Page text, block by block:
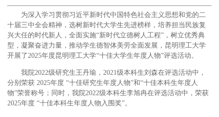
为深入学习贯彻习近平新时代中国特色社会主义思想和党的二
十届三中全会精神，选树新时代大学生先进榜样，培养担当民族复
兴大任的时代新人，全面实施“新时代立德树人工程”，树立优秀典
型，凝聚奋进力量，推动学生德智体美劳全面发展，昆明理工大学
开展了2025年度昆明理工大学“十佳大学生年度人物”评选活动。
我院2022级研究生王丹瑜，2021级本科生刘森在评选活动中，
分别荣获 2025年度 “十佳研究生年度人物”和“十佳本科生年度人
物”荣誉称号；同时，我院2022级本科生李旭冉在评选活动中，荣获
2025年度 “十佳本科生年度人物入围奖”。